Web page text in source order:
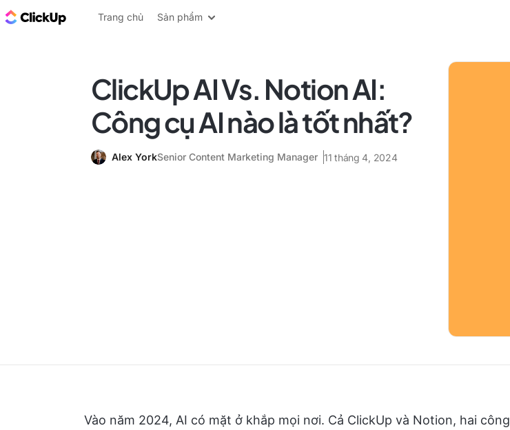
ClickUp Blog
Trang chủ Sản phẩm
ClickUp AI Vs. Notion AI:
Công cụ AI nào là tốt nhất?
Alex YorkSenior Content Marketing Manager 11 tháng 4, 2024
Vào năm 2024, AI có mặt ở khắp mọi nơi. Cả ClickUp và Notion, hai